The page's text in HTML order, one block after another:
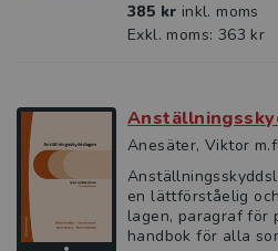
385 kr inkl. moms
Exkl. moms: 363 kr
Anesäter, Viktor
en lättförståelig
lagen, paragraf för
handbok för alla